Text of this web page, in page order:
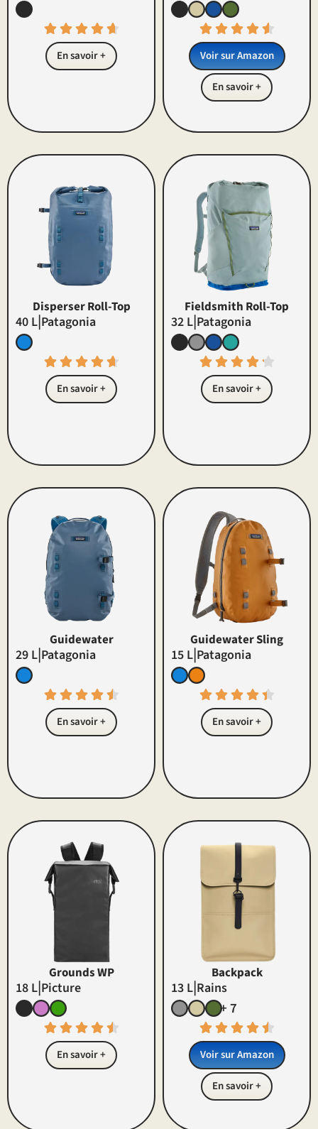
En savoir + Voir sur Amazon
En savoir +
Disperser Roll-Top
40 L|Patagonia
En savoir +
Fieldsmith Roll-Top
32 L|Patagonia
En savoir +
Guidewater
29 L|Patagonia
En savoir +
Guidewater Sling
15 L|Patagonia
En savoir +
Grounds WP
18 L|Picture
En savoir +
Backpack
13 L|Rains
+ 7
Voir sur Amazon
En savoir +